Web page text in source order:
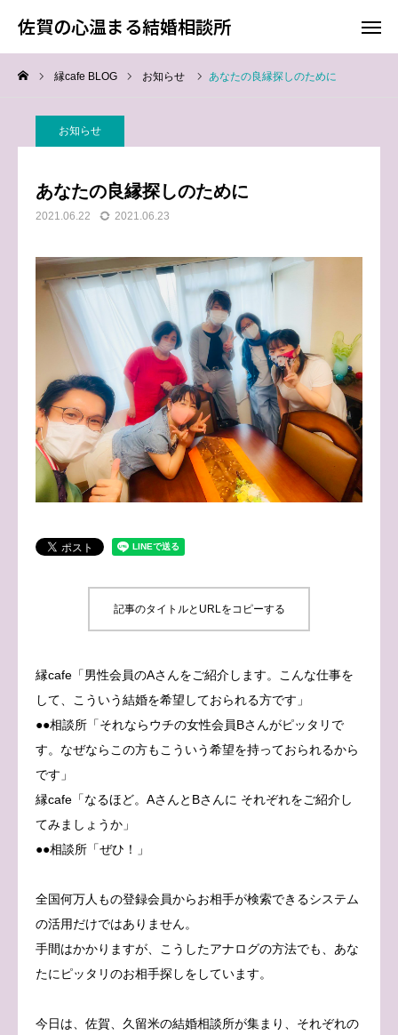
佐賀の心温まる結婚相談所
縁cafe BLOG お知らせ あなたの良縁探しのために
お知らせ
あなたの良縁探しのために
2021.06.22 2021.06.23
記事のタイトルとURLをコピーする
縁cafe「男性会員のAさんをご紹介します。こんな仕事を
して、こういう結婚を希望しておられる方です」
●●相談所「それならウチの女性会員Bさんがピッタリで
す。なぜならこの方もこういう希望を持っておられるから
です」
縁cafe「なるほど。AさんとBさんに それぞれをご紹介し
てみましょうか」
●●相談所「ぜひ！」
全国何万人もの登録会員からお相手が検索できるシステム
の活用だけではありません。
手間はかかりますが、こうしたアナログの方法でも、あな
たにピッタリのお相手探しをしています。
今日は、佐賀、久留米の結婚相談所が集まり、それぞれの
佐賀の心温まる結婚相談所
料金
TOP
成婚までの流れ
よくあるご質問
ブログ
お問い合わせ